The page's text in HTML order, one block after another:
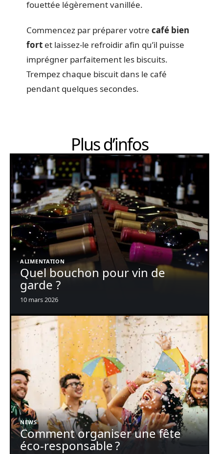
fouettée légèrement vanillée.
Commencez par préparer votre café bien
fort et laissez-le refroidir afin qu’il puisse
imprégner parfaitement les biscuits.
Trempez chaque biscuit dans le café
pendant quelques secondes.
Plus d’infos
ALIMENTATION
Quel bouchon pour vin de
garde ?
10 mars 2026
NEWS
Comment organiser une fête
éco-responsable ?